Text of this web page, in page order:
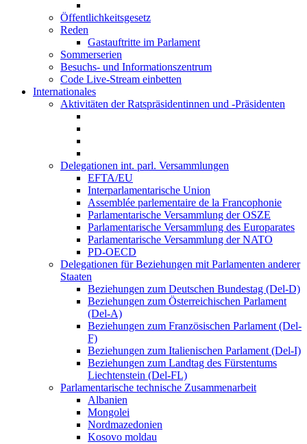
Öffentlichkeitsgesetz
Reden
Gastauftritte im Parlament
Sommerserien
Besuchs- und Informationszentrum
Code Live-Stream einbetten
Internationales
Aktivitäten der Ratspräsidentinnen und -Präsidenten
Delegationen int. parl. Versammlungen
EFTA/EU
Interparlamentarische Union
Assemblée parlementaire de la Francophonie
Parlamentarische Versammlung der OSZE
Parlamentarische Versammlung des Europarates
Parlamentarische Versammlung der NATO
PD-OECD
Delegationen für Beziehungen mit Parlamenten anderer
Staaten
Beziehungen zum Deutschen Bundestag (Del-D)
Beziehungen zum Österreichischen Parlament
(Del-A)
Beziehungen zum Französischen Parlament (Del-
F)
Beziehungen zum Italienischen Parlament (Del-I)
Beziehungen zum Landtag des Fürstentums
Liechtenstein (Del-FL)
Parlamentarische technische Zusammenarbeit
Albanien
Mongolei
Nordmazedonien
Kosovo moldau